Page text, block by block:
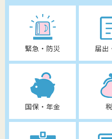
緊急・防災 届出
国保・年金